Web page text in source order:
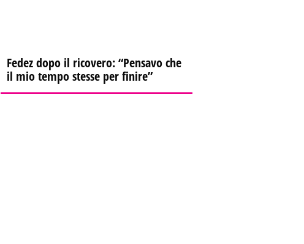
Fedez dopo il ricovero: “Pensavo che
il mio tempo stesse per finire”